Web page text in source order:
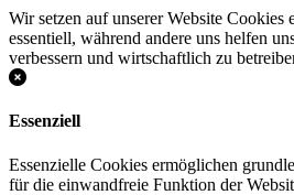
Wir setzen auf unserer Website
essentiell, während andere uns helfen
verbessern und wirtschaftlich zu
Essenziell
Essenzielle Cookies ermöglichen
für die einwandfreie Funktion der